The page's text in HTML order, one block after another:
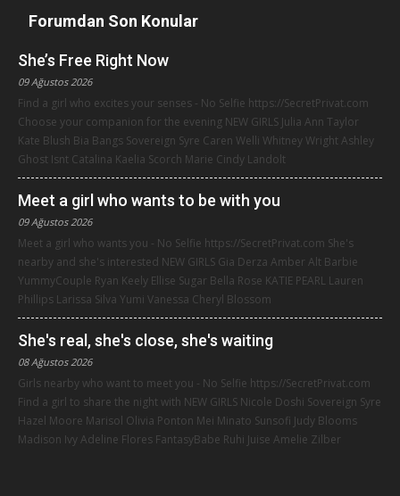
Forumdan Son Konular
She’s Free Right Now
09 Ağustos 2026
Find a girl who excites your senses - No Selfie https://SecretPrivat.com
Choose your companion for the evening NEW GIRLS Julia Ann Taylor
Kate Blush Bia Bangs Sovereign Syre Caren Welli Whitney Wright Ashley
Ghost Isnt Catalina Kaelia Scorch Marie Cindy Landolt
Meet a girl who wants to be with you
09 Ağustos 2026
Meet a girl who wants you - No Selfie https://SecretPrivat.com She's
nearby and she's interested NEW GIRLS Gia Derza Amber Alt Barbie
YummyCouple Ryan Keely Ellise Sugar Bella Rose KATIE PEARL Lauren
Phillips Larissa Silva Yumi Vanessa Cheryl Blossom
She's real, she's close, she's waiting
08 Ağustos 2026
Girls nearby who want to meet you - No Selfie https://SecretPrivat.com
Find a girl to share the night with NEW GIRLS Nicole Doshi Sovereign Syre
Hazel Moore Marisol Olivia Ponton Mei Minato Sunsofi Judy Blooms
Madison Ivy Adeline Flores FantasyBabe Ruhi Juise Amelie Zilber